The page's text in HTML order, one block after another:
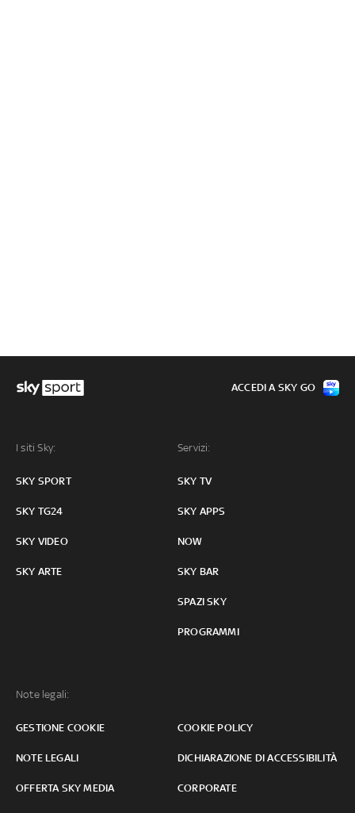
I siti Sky:
SKY SPORT
SKY TG24
SKY VIDEO
SKY ARTE
Servizi:
SKY TV
SKY APPS
NOW
SKY BAR
SPAZI SKY
PROGRAMMI
Note legali:
GESTIONE COOKIE COOKIE POLICY
NOTE LEGALI DICHIARAZIONE DI ACCESSIBILITÀ
OFFERTA SKY MEDIA CORPORATE
ACCEDI A SKY GO